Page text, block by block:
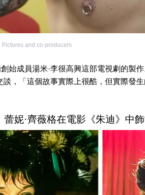
Pictures and co-producers
始成員湯米·李很高興這部電視劇的製
談，「這個故事實際上很酷，但實際發
蕾妮·齊薇格在電影《朱迪》中